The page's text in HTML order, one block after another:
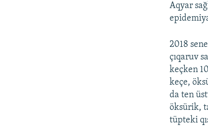
Aqyar
2018
çıqaruv
keçken
keçe,
da ten
öksürik,
tüpteki